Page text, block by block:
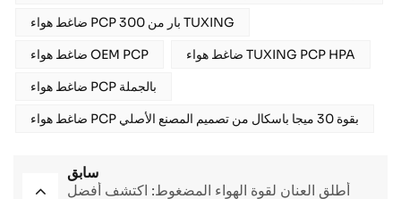
ضاغط هواء PCP 300 بار من TUXING
ضاغط هواء OEM PCP
ضاغط هواء TUXING PCP HPA
ضاغط هواء PCP بالجملة
ضاغط هواء PCP بقوة 30 ميجا باسكال من تصميم المصنع الأصلي
سابق
أطلق العنان لقوة الهواء المضغوط: اكتشف أفضل